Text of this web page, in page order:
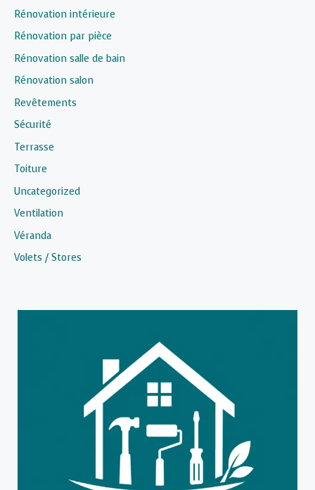
Rénovation intérieure
Rénovation par pièce
Rénovation salle de bain
Rénovation salon
Revêtements
Sécurité
Terrasse
Toiture
Uncategorized
Ventilation
Véranda
Volets / Stores